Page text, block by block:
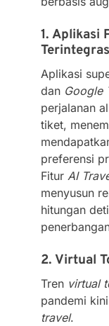
1. Aplikasi
Aplikasi
dan Google
perjalanan
tiket,
preferensi
Fitur AI
menyusun
hitungan
2. Virtual
Tren virtual
pandemi
travel.